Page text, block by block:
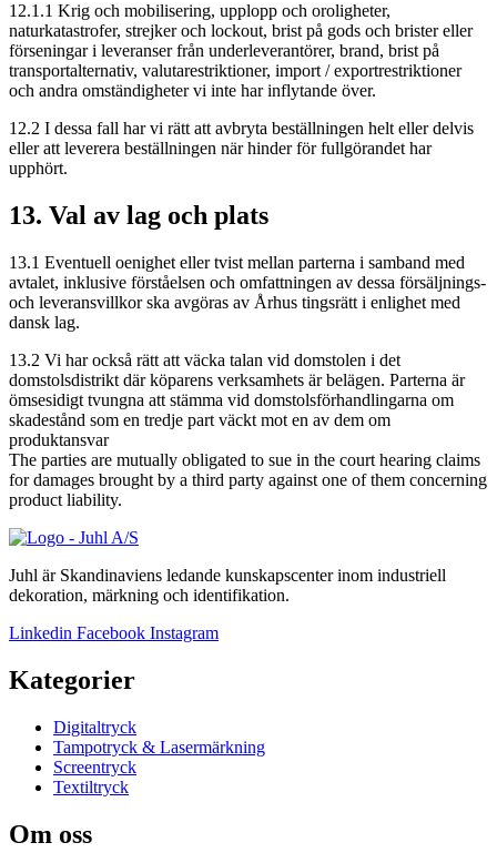
12.1.1 Krig och mobilisering, upplopp och oroligheter,
naturkatastrofer, strejker och lockout, brist på gods och brister eller
förseningar i leveranser från underleverantörer, brand, brist på
transportalternativ, valutarestriktioner, import / exportrestriktioner
och andra omständigheter vi inte har inflytande över.
12.2 I dessa fall har vi rätt att avbryta beställningen helt eller delvis
eller att leverera beställningen när hinder för fullgörandet har
upphört.
13. Val av lag och plats
13.1 Eventuell oenighet eller tvist mellan parterna i samband med
avtalet, inklusive förståelsen och omfattningen av dessa försäljnings-
och leveransvillkor ska avgöras av Århus tingsrätt i enlighet med
dansk lag.
13.2 Vi har också rätt att väcka talan vid domstolen i det
domstolsdistrikt där köparens verksamhets är belägen. Parterna är
ömsesidigt tvungna att stämma vid domstolsförhandlingarna om
skadestånd som en tredje part väckt mot en av dem om
produktansvar
The parties are mutually obligated to sue in the court hearing claims
for damages brought by a third party against one of them concerning
product liability.
Juhl är Skandinaviens ledande kunskapscenter inom industriell
dekoration, märkning och identifikation.
Linkedin Facebook Instagram
Kategorier
Digitaltryck
Tampotryck & Lasermärkning
Screentryck
Textiltryck
Om oss